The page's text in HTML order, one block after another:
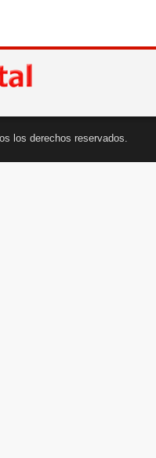
los derechos reservados.